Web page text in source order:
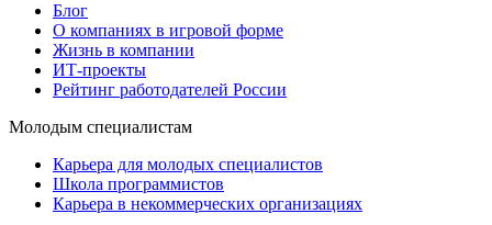
Блог
О компаниях в игровой форме
Жизнь в компании
ИТ-проекты
Рейтинг работодателей России
Молодым специалистам
Карьера для молодых специалистов
Школа программистов
Карьера в некоммерческих организациях